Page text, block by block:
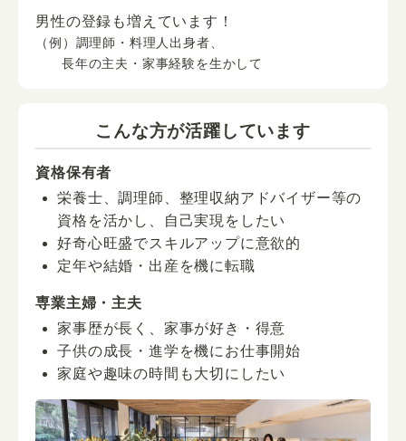
男性の登録も増えています！
（例）調理師・料理人出身者、
長年の主夫・家事経験を生かして
こんな方が活躍しています
資格保有者
栄養士、調理師、整理収納アドバイザー等の
資格を活かし、自己実現をしたい
好奇心旺盛でスキルアップに意欲的
定年や結婚・出産を機に転職
専業主婦・主夫
家事歴が長く、家事が好き・得意
子供の成長・進学を機にお仕事開始
家庭や趣味の時間も大切にしたい